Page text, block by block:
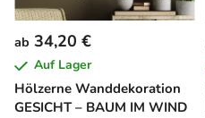
Hölzerne Wanddekoration
GESICHT – BAUM IM WIND
ab 34,20 €
Auf Lager